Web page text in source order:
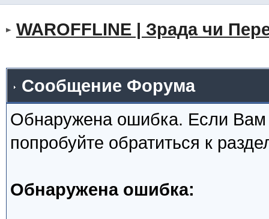
WAROFFLINE | Зрада чи
Сообщение Форума
Обнаружена ошибка. Если
попробуйте обратиться к
Обнаружена ошибка: